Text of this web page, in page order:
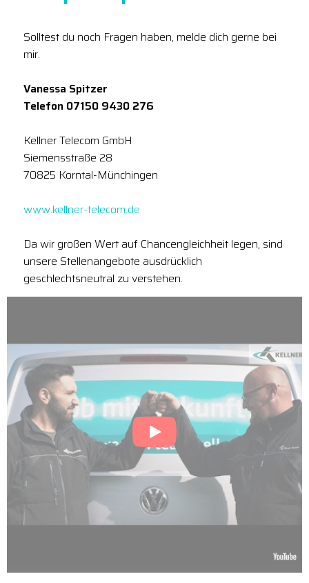
Solltest du noch Fragen haben, melde dich gerne bei
mir.
Vanessa Spitzer
Telefon 07150 9430 276
Kellner Telecom GmbH
Siemensstraße 28
70825 Korntal-Münchingen
www.kellner-telecom.de
Da wir großen Wert auf Chancengleichheit legen, sind
unsere Stellenangebote ausdrücklich
geschlechtsneutral zu verstehen.